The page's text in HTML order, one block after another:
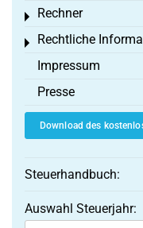
Rechner
Toggle menu
Rechtliche
Toggle menu
Impressum
Presse
Download des
Steuerhandbuch:
Auswahl Steuerjahr: